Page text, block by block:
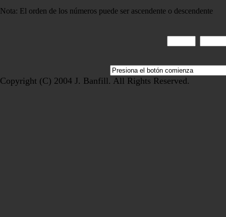
Nota: El orden de los números puede ser ascendente o descendente
Copyright (C) 2004 J. Banfill. All Rights Reserved.